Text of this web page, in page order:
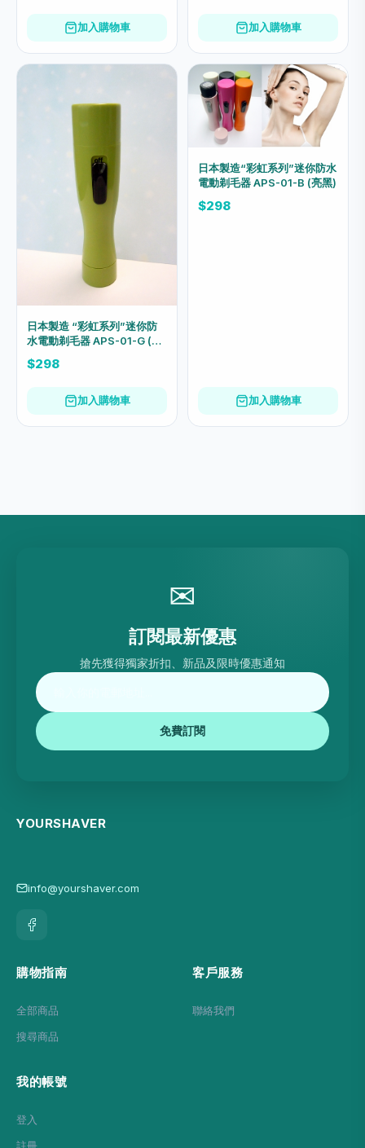
加入購物車 加入購物車
日本製造 “彩虹系列”迷你防
水電動剃毛器 APS-01-G (青
綠)
$298
加入購物車
日本製造“彩虹系列”迷你防水
電動剃毛器 APS-01-B (亮黑)
$298
加入購物車
✉
訂閱最新優惠
搶先獲得獨家折扣、新品及限時優惠通知
免費訂閱
YOURSHAVER
info@yourshaver.com
購物指南
全部商品
搜尋商品
客戶服務
聯絡我們
我的帳號
登入
註冊